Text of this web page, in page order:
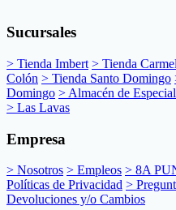
Sucursales
> Tienda Imbert > Tienda
Colón > Tienda Santo Domingo
Domingo > Almacén de
> Las Lavas
Empresa
> Nosotros > Empleos > 8A
Políticas de Privacidad >
Devoluciones y/o Cambios